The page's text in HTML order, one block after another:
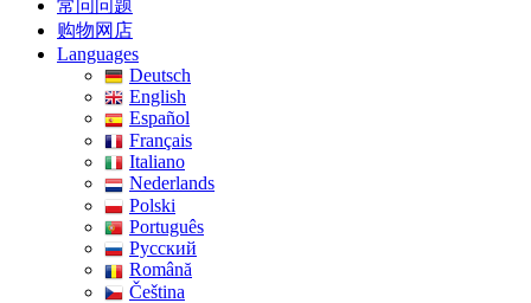
常问问题
购物网店
Languages
Deutsch
English
Español
Français
Italiano
Nederlands
Polski
Português
Pусский
Română
Čeština